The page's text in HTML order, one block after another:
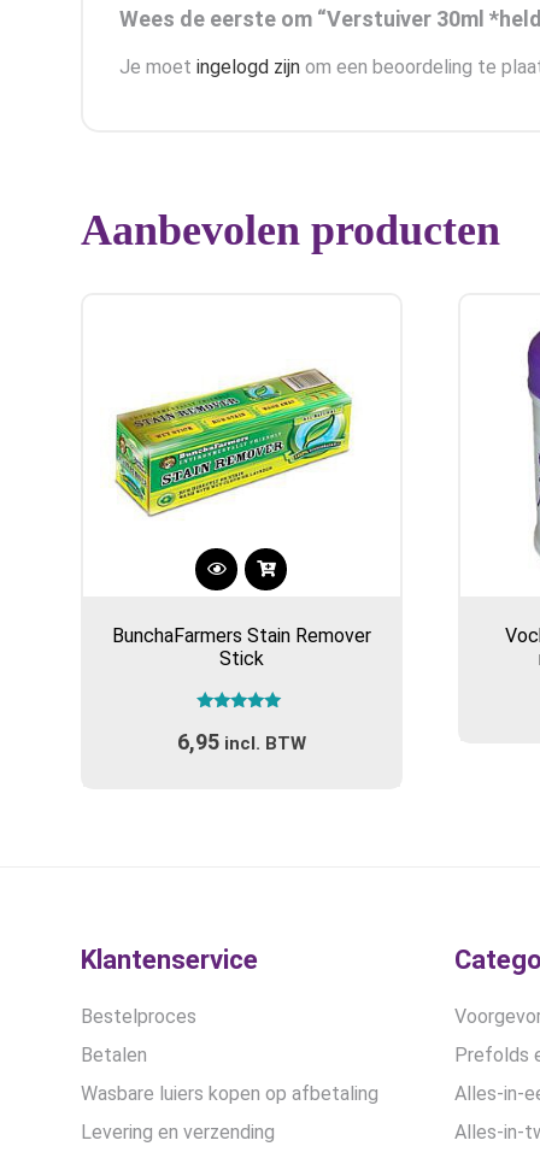
Wees de eerste om “Verstuiver 30ml
Je moet ingelogd zijn om een beoordeling te
Aanbevolen producten
BunchaFarmers Stain Remover
Stick
5.00
uit 5
6,95 incl. BTW
Klantenservice
Bestelproces
Betalen
Wasbare luiers kopen op afbetaling
Levering en verzending
Prefolds
Alles-in-
Alles-in-